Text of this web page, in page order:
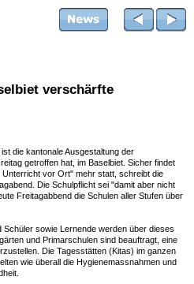
verschärfte
die kantonale Ausgestaltung der
getroffen hat, im Baselbiet. Sicher findet
vor Ort" mehr statt, schreibt die
Die Schulpflicht sei "damit aber nicht
Freitagabbend die Schulen aller Stufen über
sowie Lernende werden über dieses
und Primarschulen sind beauftragt, eine
Die Tagesstätten (Kitas) im ganzen
wie überall die Hygienemassnahmen und